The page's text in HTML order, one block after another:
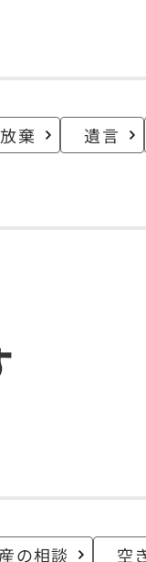
棄 遺言
の相談 空